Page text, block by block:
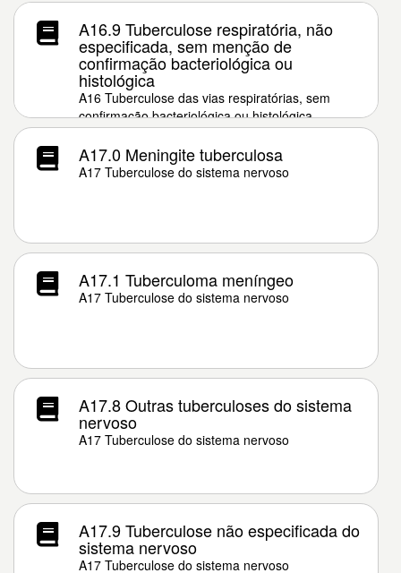
A16.9 Tuberculose respiratória, não
especificada, sem menção de
confirmação bacteriológica ou
histológica
A16 Tuberculose das vias respiratórias, sem
confirmação bacteriológica ou histológica
A17.0 Meningite tuberculosa
A17 Tuberculose do sistema nervoso
A17.1 Tuberculoma meníngeo
A17 Tuberculose do sistema nervoso
A17.8 Outras tuberculoses do sistema
nervoso
A17 Tuberculose do sistema nervoso
A17.9 Tuberculose não especificada do
sistema nervoso
A17 Tuberculose do sistema nervoso